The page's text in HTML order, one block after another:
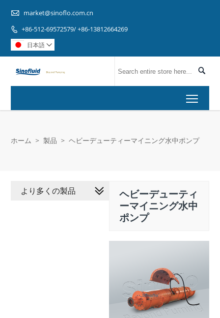
 market@sinoflo.com.cn
 +86-512-69572579/ +86-13812664269
日本語 

ホーム > 製品 > ヘビーデューティーマイニング水中ポンプ
ヘビーデューティ
ーマイニング水中
ポンプ
より多くの製品